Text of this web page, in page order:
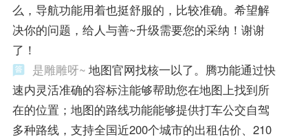
么，导航功能用着也挺舒服的，比较准确。希望解
决你的问题，给人与善~升级需要您的采纳！谢谢
了！
是雕雕呀~ 地图官网找核一以了。腾功能通过快
速内灵活准确的容标注能够帮助您在地图上找到所
在的位置；地图的路线功能能够提供打车公交自驾
多种路线，支持全国近200个城市的出租估价、210